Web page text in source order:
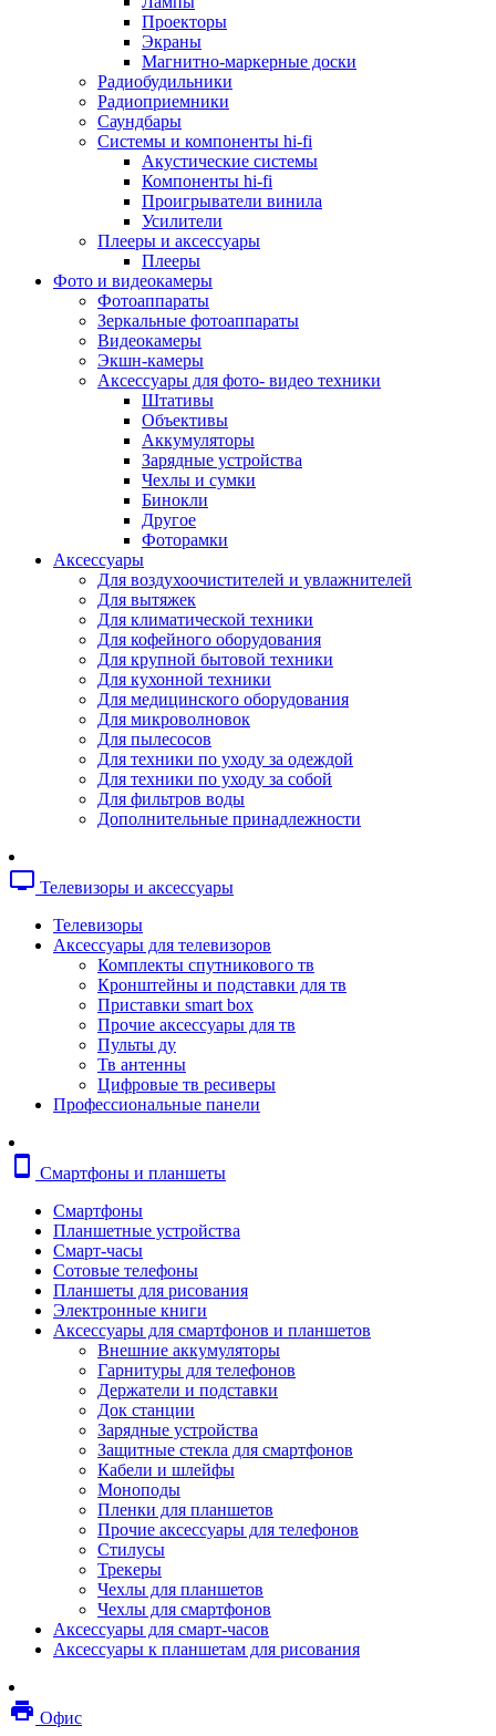
Пульты ду
Тв антенны
Цифровые тв ресиверы
Профессиональные панели
Смартфоны и планшеты
Смартфоны
Планшетные устройства
Смарт-часы
Сотовые телефоны
Планшеты для рисования
Электронные книги
Аксессуары для смартфонов и планшетов
Внешние аккумуляторы
Гарнитуры для телефонов
Держатели и подставки
Док станции
Зарядные устройства
Защитные стекла для смартфонов
Кабели и шлейфы
Моноподы
Пленки для планшетов
Прочие аксессуары для телефонов
Стилусы
Трекеры
Чехлы для планшетов
Чехлы для смартфонов
Аксессуары для смарт-часов
Аксессуары к планшетам для рисования
Офис
Принтеры лазерные
Принтеры струйные
Принтеры матричные
Мфу лазерные
Мфу струйные
Мфу светодиодные
Портативные принтеры
Принтеры для печати наклеек
Копировальные аппараты
Сканеры
Плоттеры
Ламинаторы
Телефония
Рации
Консоли для мини-атс
Системные телефоны
Телефоны
Телефоны dect
Торговое оборудование
Детектор валют
Счетчики банкнот
Калькуляторы
Мебель
Стулья и кресла
Столы
Мебельные аксессуары
Аксессуары для кресел
Вешалки
Коврики защитные
Эргономика
Опции для устройств печати, копирования и
сканирования
Сетевое оборудование
Маршрутизаторы
Модемы
Точки доступа
Сетевые адаптеры
Коммутаторы
Расширители беспроводной сети
Wi-fi антенны
Инструмент
Кабель
Монтажные компоненты
Проекторы
Экраны
Магнитно-маркерные доски
Радиобудильники
Радиоприемники
Саундбары
Системы и компоненты hi-fi
Акустические системы
Компоненты hi-fi
Проигрыватели винила
Усилители
Плееры и аксессуары
Плееры
Фото и видеокамеры
Фотоаппараты
Зеркальные фотоаппараты
Видеокамеры
Экшн-камеры
Аксессуары для фото- видео техники
Штативы
Объективы
Аккумуляторы
Зарядные устройства
Чехлы и сумки
Бинокли
Другое
Фоторамки
Аксессуары
Для воздухоочистителей и увлажнителей
Для вытяжек
Для климатической техники
Для кофейного оборудования
Для крупной бытовой техники
Для кухонной техники
Для медицинского оборудования
Для микроволновок
Для пылесосов
Для техники по уходу за одеждой
Для техники по уходу за собой
Для фильтров воды
Дополнительные принадлежности
tv Телевизоры и аксессуары
Телевизоры
Аксессуары для телевизоров
Комплекты спутникового тв
Кронштейны и подставки для тв
Приставки smart box
Прочие аксессуары для тв
Пульты ду
Тв антенны
Цифровые тв ресиверы
Профессиональные панели
smartphone
Смартфоны и планшеты
Смартфоны
Планшетные устройства
Смарт-часы
Сотовые телефоны
Планшеты для рисования
Электронные книги
Аксессуары для смартфонов и планшетов
Внешние аккумуляторы
Гарнитуры для телефонов
Держатели и подставки
Док станции
Зарядные устройства
Защитные стекла для смартфонов
Кабели и шлейфы
Моноподы
Пленки для планшетов
Прочие аксессуары для телефонов
Стилусы
Трекеры
Чехлы для планшетов
Чехлы для смартфонов
Аксессуары для смарт-часов
Аксессуары к планшетам для рисования
local_printshop Офис